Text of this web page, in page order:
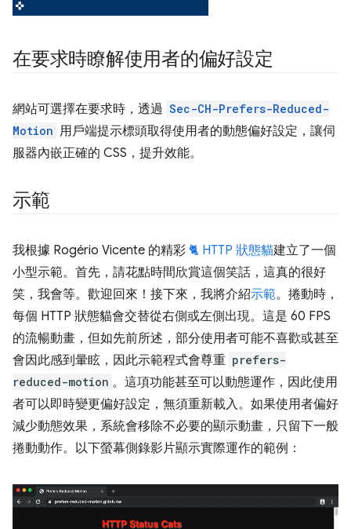
在要求時瞭解使用者的偏好設定
網站可選擇在要求時，透過 Sec-CH-Prefers-Reduced-
Motion 用戶端提示標頭取得使用者的動態偏好設定，讓伺
服器內嵌正確的 CSS，提升效能。
示範
我根據 Rogério Vicente 的精彩 🐈 HTTP 狀態貓建立了一個
小型示範。首先，請花點時間欣賞這個笑話，這真的很好
笑，我會等。歡迎回來！接下來，我將介紹示範。捲動時，
每個 HTTP 狀態貓會交替從右側或左側出現。這是 60 FPS
的流暢動畫，但如先前所述，部分使用者可能不喜歡或甚至
會因此感到暈眩，因此示範程式會尊重 prefers-
reduced-motion 。這項功能甚至可以動態運作，因此使用
者可以即時變更偏好設定，無須重新載入。如果使用者偏好
減少動態效果，系統會移除不必要的顯示動畫，只留下一般
捲動動作。以下螢幕側錄影片顯示實際運作的範例：